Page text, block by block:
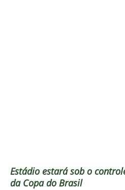
Estádio estará sob o
da Copa do Brasil